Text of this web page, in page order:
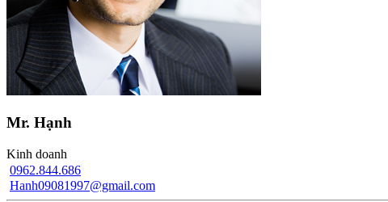
Mr. Hạnh
Kinh doanh
0962.844.686
Hanh09081997@gmail.com